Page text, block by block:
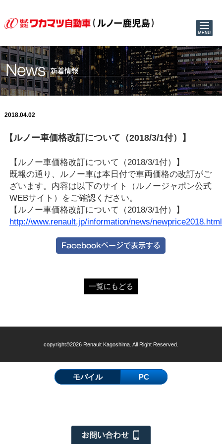
2018.04.02
【ルノー車価格改訂について（2018/3/1付）】
【ルノー車価格改訂について（2018/3/1付）】
既報の通り、ルノー車は本日付で車両価格の改訂がご
ざいます。内容は以下のサイト（ルノージャポン公式
WEBサイト）をご確認ください。
【ルノー車価格改訂について（2018/3/1付）】
http://www.renault.jp/information/news/newprice2018.html
一覧にもどる
copyright©2026 Renault Kagoshima. All Right Reserved.
モバイル PC